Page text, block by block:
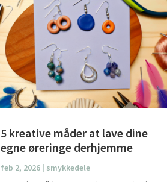
5 kreative måder at lave dine
egne øreringe derhjemme
feb 2, 2026
smykkedele